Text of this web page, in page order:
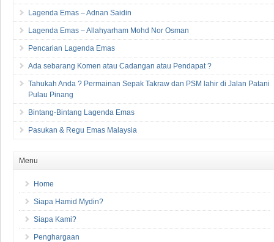
Lagenda Emas – Adnan Saidin
Lagenda Emas – Allahyarham Mohd Nor Osman
Pencarian Lagenda Emas
Ada sebarang Komen atau Cadangan atau Pendapat ?
Tahukah Anda ? Permainan Sepak Takraw dan PSM lahir di Jalan Patani
Pulau Pinang
Bintang-Bintang Lagenda Emas
Pasukan & Regu Emas Malaysia
Menu
Home
Siapa Hamid Mydin?
Siapa Kami?
Penghargaan